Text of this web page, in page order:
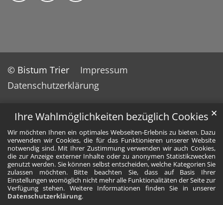
Ihre Wahlmöglichkeiten bezüglich Cookies
Wir möchten Ihnen ein optimales Webseiten-Erlebnis zu bieten. Dazu
verwenden wir Cookies, die für das Funktionieren unserer Website
notwendig sind. Mit Ihrer Zustimmung verwenden wir auch Cookies,
die zur Anzeige externer Inhalte oder zu anonymen Statistikzwecken
genutzt werden. Sie können selbst entscheiden, welche Kategorien Sie
zulassen möchten. Bitte beachten Sie, dass auf Basis Ihrer
Einstellungen womöglich nicht mehr alle Funktionalitäten der Seite zur
Verfügung stehen. Weitere Informationen finden Sie in unserer
Datenschutzerklärung.
✕
© Bistum Trier
Impressum
Datenschutzerklärung